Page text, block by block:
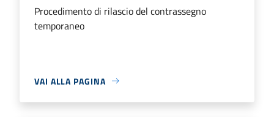
Procedimento di rilascio del contrassegno
temporaneo
VAI ALLA PAGINA